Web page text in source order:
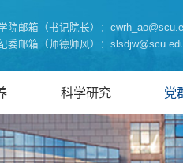
院邮箱（书记院长）：
委邮箱（师德师风）：
科学研究 党